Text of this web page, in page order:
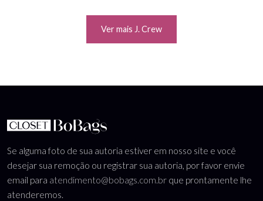
Ver mais J. Crew
Se alguma foto de sua autoria estiver em nosso site e você
desejar sua remoção ou registrar sua autoria, por favor envie
email para atendimento@bobags.com.br que prontamente lhe
atenderemos.